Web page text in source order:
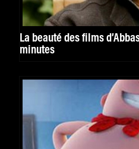
La beauté des films
minutes